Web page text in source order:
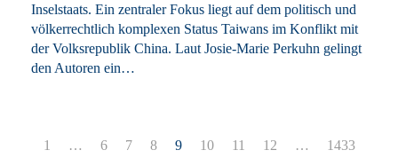
Inselstaats. Ein zentraler Fokus liegt auf dem politisch und
völkerrechtlich komplexen Status Taiwans im Konflikt mit
der Volksrepublik China. Laut Josie-Marie Perkuhn gelingt
den Autoren ein…
1 … 6 7 8 9 10 11 12 … 1433